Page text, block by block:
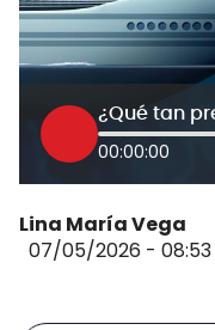
00:00:00
Lina María Vega
07/05/2026 - 08:53